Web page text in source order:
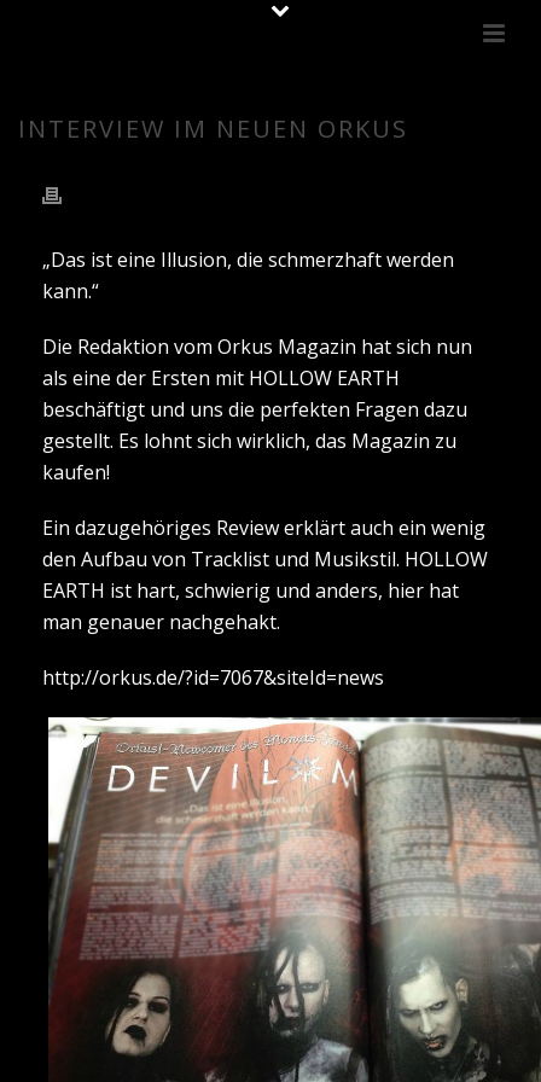
INTERVIEW IM NEUEN ORKUS
„Das ist eine Illusion, die schmerzhaft werden
kann.“
Die Redaktion vom Orkus Magazin hat sich nun
als eine der Ersten mit HOLLOW EARTH
beschäftigt und uns die perfekten Fragen dazu
gestellt. Es lohnt sich wirklich, das Magazin zu
kaufen!
Ein dazugehöriges Review erklärt auch ein wenig
den Aufbau von Tracklist und Musikstil. HOLLOW
EARTH ist hart, schwierig und anders, hier hat
man genauer nachgehakt.
http://orkus.de/?id=7067&siteId=news